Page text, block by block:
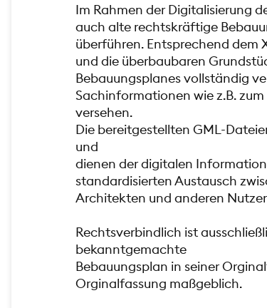
Im Rahmen der Digitalisierung
auch alte rechtskräftige
überführen. Entsprechend dem
und die überbaubaren
Bebauungsplanes vollständig
Sachinformationen wie z.B.
versehen.
Die bereitgestellten GML-
und
dienen der digitalen
standardisierten Austausch
Architekten und anderen
Rechtsverbindlich ist
bekanntgemachte
Bebauungsplan in seiner
Orginalfassung maßgeblich.